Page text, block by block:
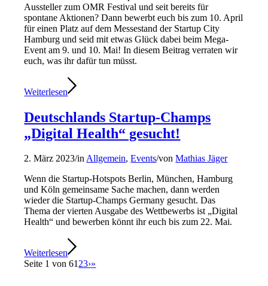
Aussteller zum OMR Festival und seit bereits für
spontane Aktionen? Dann bewerbt euch bis zum 10. April
für einen Platz auf dem Messestand der Startup City
Hamburg und seid mit etwas Glück dabei beim Mega-
Event am 9. und 10. Mai! In diesem Beitrag verraten wir
euch, was ihr dafür tun müsst.
Weiterlesen
Deutschlands Startup-Champs
„Digital Health“ gesucht!
2. März 2023/inAllgemein,Events/vonMathias Jäger
Wenn die Startup-Hotspots Berlin, München, Hamburg
und Köln gemeinsame Sache machen, dann werden
wieder die Startup-Champs Germany gesucht. Das
Thema der vierten Ausgabe des Wettbewerbs ist „Digital
Health“ und bewerben könnt ihr euch bis zum 22. Mai.
Weiterlesen
Seite 1 von 6123›»